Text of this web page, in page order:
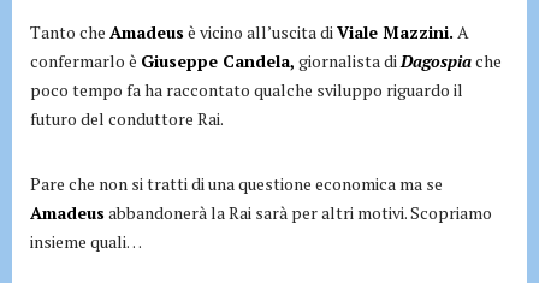
Tanto che Amadeus è vicino all’uscita diViale Mazzini. A
confermarlo è Giuseppe Candela, giornalista diDagospiache
poco tempo fa ha raccontato qualche sviluppo riguardo il
futuro del conduttore Rai.
Pare che non si tratti di una questione economica ma se
Amadeus abbandonerà la Rai sarà per altri motivi. Scopriamo
insieme quali…